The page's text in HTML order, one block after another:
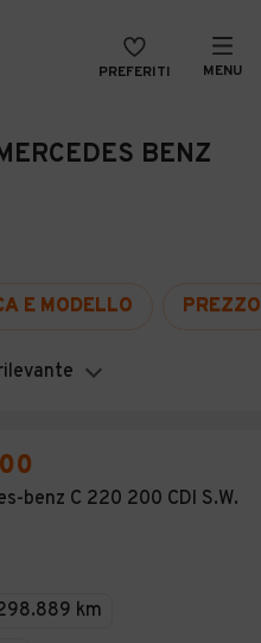
PREFERITI MENU
BENZ
E MODELLO PREZZO
benz C 220 200 CDI S.W.
km